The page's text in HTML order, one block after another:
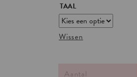
TAAL
Wissen